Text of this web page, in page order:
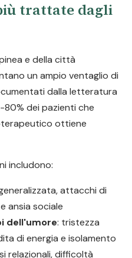
trattate dagli
e della città
un ampio ventaglio di
dalla letteratura
80% dei pazienti che
ottiene
includono:
attacchi di
ansia sociale
dell'umore: tristezza
di energia e isolamento
relazionali, difficoltà